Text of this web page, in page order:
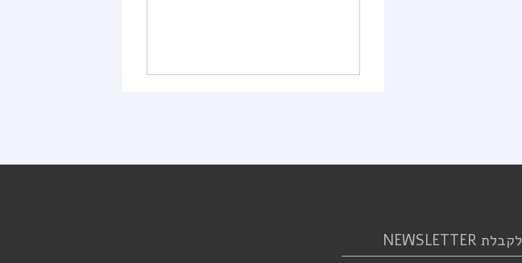
לקבלת NEWSLETTER